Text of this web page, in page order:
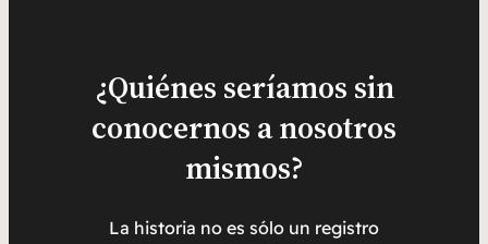
¿Quiénes seríamos sin
conocernos a nosotros
mismos?
La historia no es sólo un registro